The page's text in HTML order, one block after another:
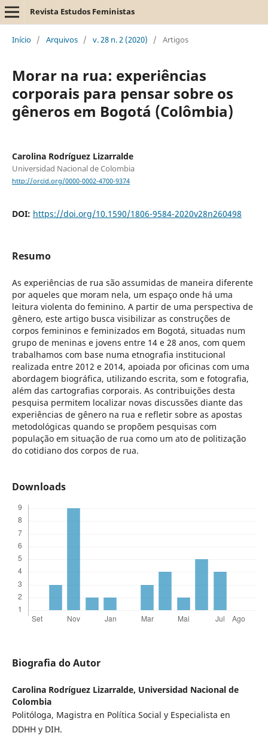
Revista Estudos Feministas
Início / Arquivos / v. 28 n. 2 (2020) / Artigos
Morar na rua: experiências
corporais para pensar sobre os
gêneros em Bogotá (Colômbia)
Carolina Rodríguez Lizarralde
Universidad Nacional de Colombia
http://orcid.org/0000-0002-4700-9374
DOI: https://doi.org/10.1590/1806-9584-2020v28n260498
Resumo
As experiências de rua são assumidas de maneira diferente
por aqueles que moram nela, um espaço onde há uma
leitura violenta do feminino. A partir de uma perspectiva de
gênero, este artigo busca visibilizar as construções de
corpos femininos e feminizados em Bogotá, situadas num
grupo de meninas e jovens entre 14 e 28 anos, com quem
trabalhamos com base numa etnografia institucional
realizada entre 2012 e 2014, apoiada por oficinas com uma
abordagem biográfica, utilizando escrita, som e fotografia,
além das cartografias corporais. As contribuições desta
pesquisa permitem localizar novas discussões diante das
experiências de gênero na rua e refletir sobre as apostas
metodológicas quando se propõem pesquisas com
população em situação de rua como um ato de politização
do cotidiano dos corpos de rua.
Downloads
Biografia do Autor
Carolina Rodríguez Lizarralde, Universidad Nacional de
Colombia
Politóloga, Magistra en Política Social y Especialista en
DDHH y DIH.